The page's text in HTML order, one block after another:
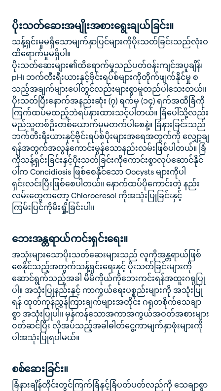
ပိုးသတ်ဆေးအမျိုးအစား‌ရွေးချယ်ခြင်း။
သန့်ရှင်းမှုမရှိသောမျက်နှာပြင်များကိုပိုးသတ်ခြင်းသည်လုံးဝ
ထိရောက်မှုမရှိပါ။
ပိုးသတ်ဆေးများ၏ထိရောက်မှုသည်ပတ်ဝန်းကျင်အပူချိန်၊
pH၊ ဘက်တီးရီးယားနှင့်ဗိုင်းရပ်စ်များကိုတိုက်ဖျက်နိုင်မှု စ
သည့်အချက်များပေါ်တွင်လည်းများစွာမူတည်ပါသေးတယ်။
ပိုးသတ်ပြီးနောက်အနည်းဆုံး (၇) ရက်မှ (၁၄) ရက်အထိခြံကို
ကြက်ထပ်မထည့်ဘဲရပ်နားထားသင့်ပါတယ်။ ခြံပေါ်သို့လည်း
မည်သူတစ်ဦးတစ်ယောက်မှမတက်ပါစေနဲ့။ ခြံနားခြင်းသည်
ဘက်တီးရီးယားနှင့်ဗိုင်းရပ်စ်ပိုးများအရေအတွက်ကို လျှော့ချ
ရန်အတွက်အလွန်ကောင်းမွန်သောနည်းလမ်းဖြစ်ပါတယ်။ ခြံ
ကိုသန့်ရှင်းခြင်းနှင့်ပိုးသတ်ခြင်းကိုကောင်းစွာလုပ်ဆောင်နိုင်
ပါက Concidiosis ဖြစ်စေနိုင်သော Oocysts များကိုပါ
ရှင်းလင်းပြီးဖြစ်စေပါတယ်။ နောက်ထပ်ပိုကောင်းတဲ့ နည်း
လမ်းတွေကတော့ Chlorocresol ကိုအသုံးပြုခြင်းနှင့်
ကြမ်းပြင်ကိုမီးရှို့ခြင်းပါ။
ဘေးအန္တရာယ်ကင်းရှင်းရေး။
အသုံးများသောပိုးသတ်ဆေးများသည် လူကိုအန္တရာယ်ဖြစ်
စေနိုင်သည့်အတွက်သန့်ရှင်းရေးနှင့် ပိုးသတ်ခြင်းများကို
ဆောင်ရွက်သည့်အခါ မိမိကိုယ်ကိုဘေးကင်းရန်အထူးဂရုပြု
ပါ။ အသုံးပြုနည်းနှင့် ကာကွယ်ရေးပစ္စည်းများကို အသုံးပြု
ရန် ထုတ်ကုန်ညွှန်ကြားချက်များအတိုင်း ဂရုတစိုက်သေချာ
စွာ အသုံးပြုပါ။ မှန်ကန်သောအကာအကွယ်အဝတ်အစားများ
ဝတ်ဆင်ပြီး လိုအပ်သည့်အခါဓါတ်ငွေ့ကာမျက်နှာဖုံးများကို
ပါအသုံးပြုရပါမယ်။
စစ်ဆေးခြင်း။
ခြံနားချိန်တိုင်းတွင်ကြက်ခြံနှင့်ခြံပတ်ပတ်လည်ကို သေချာစွာ